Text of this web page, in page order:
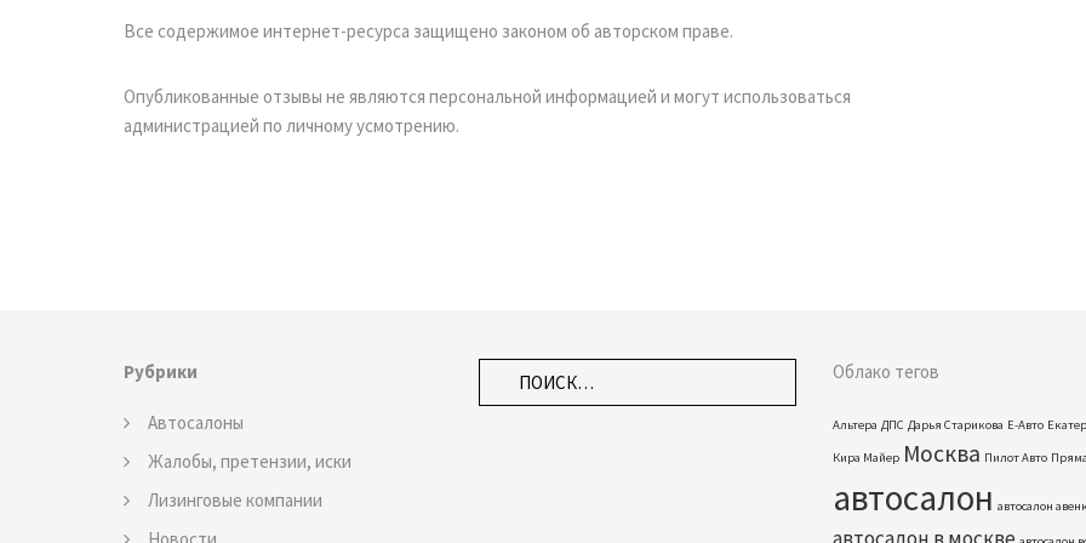
Все содержимое интернет-ресурса защищено законом об авторском праве.
Опубликованные отзывы не являются персональной информацией и могут использоваться
администрацией по личному усмотрению.
Рубрики
Автосалоны
Жалобы, претензии, иски
Лизинговые компании
Облако тегов
Альтера ДПС Дарья Старикова Е-Авто
Кира Майер Москва Пилот Авто
автосалон автосалон